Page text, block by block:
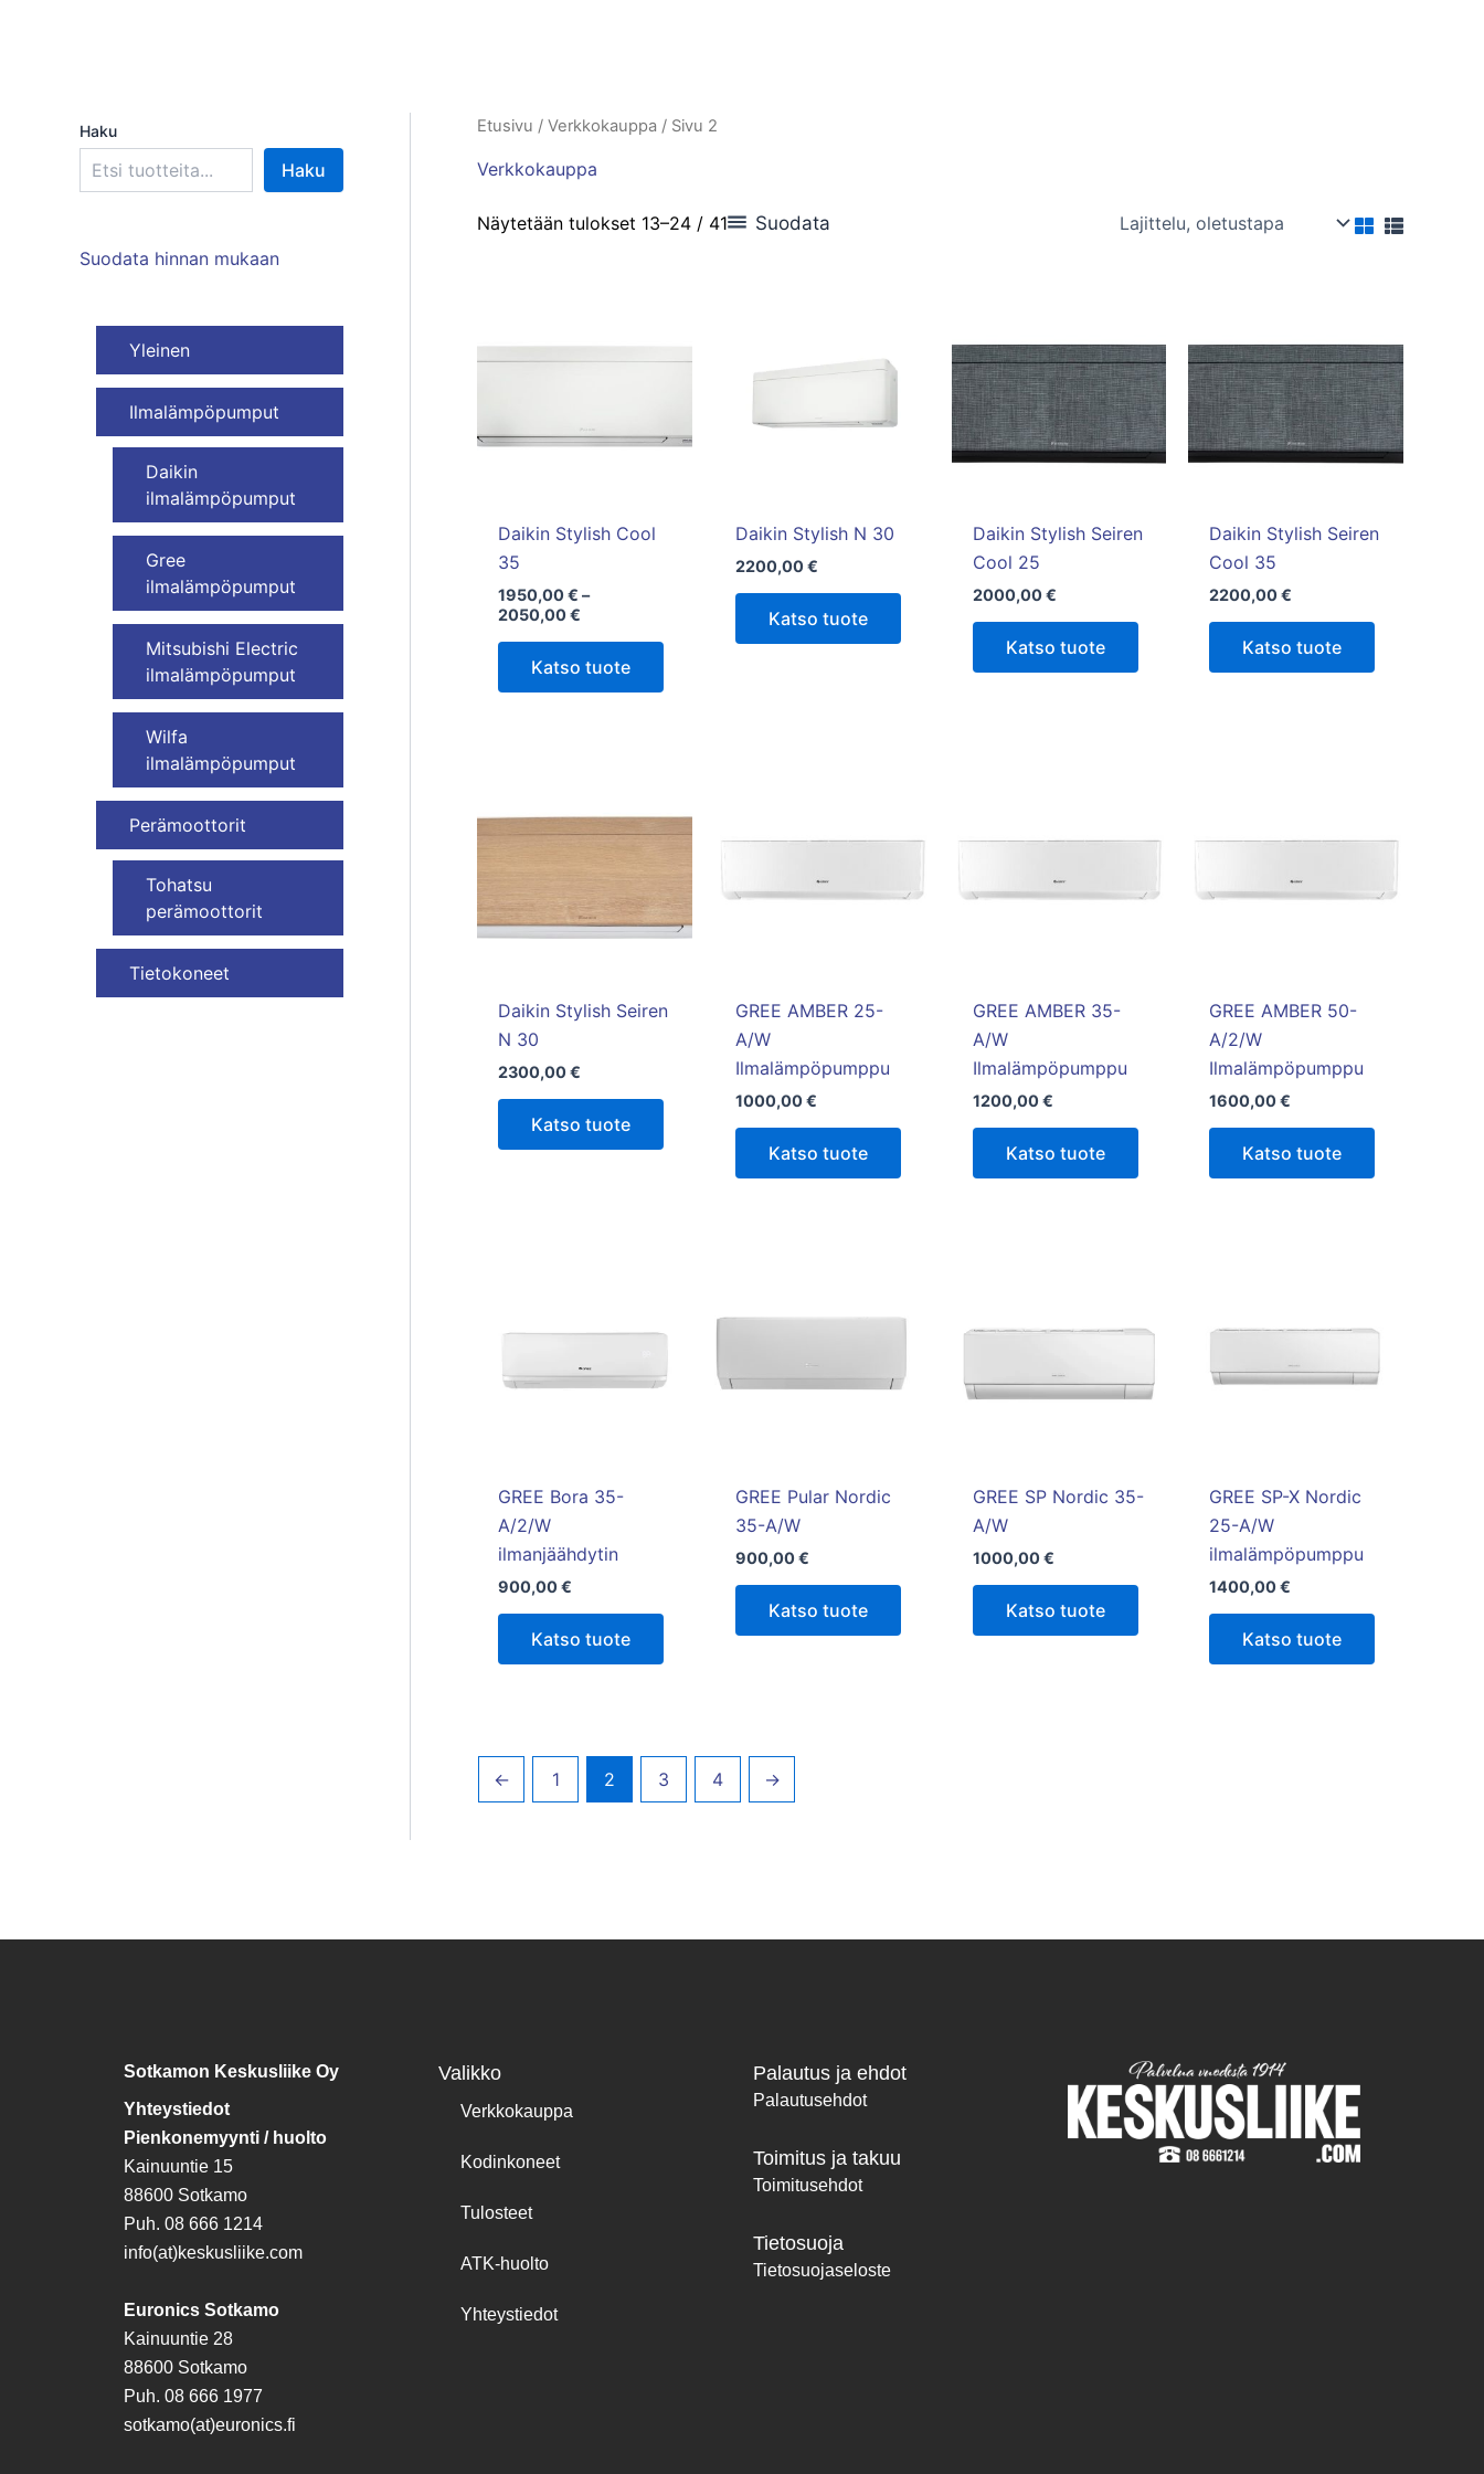
Haku
Haku
Suodata hinnan mukaan
Yleinen
Ilmalämpöpumput
Daikin
ilmalämpöpumput
Gree
ilmalämpöpumput
Mitsubishi Electric
ilmalämpöpumput
Wilfa
ilmalämpöpumput
Perämoottorit
Tohatsu
perämoottorit
Tietokoneet
Etusivu / Verkkokauppa / Sivu 2
Verkkokauppa
Näytetään tulokset 13–24 / 41 Suodata
Daikin Stylish Cool
35
1950,00€ –
2050,00€
2050,00 €
Katso tuote
on
muunnelma.
Voit
Daikin Stylish N 30
2200,00€
Katso tuote
useampi
muunnelma.
Daikin Stylish Seiren
Cool 25
2000,00€
Katso tuote
on
useampi
muunnelma.
Voit
tuotteen
Daikin Stylish Seiren
Cool 35
2200,00€
Katso tuote
on
useampi
muunnelma.
Voit
tuotteen
Daikin Stylish Seiren
N 30
2300,00€
Katso tuote
on
muunnelma.
Voit
tuotteen
GREE AMBER 25-
A/W
Ilmalämpöpumppu
1000,00€
Katso tuote
GREE AMBER 35-
A/W
Ilmalämpöpumppu
1200,00€
Katso tuote
GREE AMBER 50-
A/2/W
Ilmalämpöpumppu
1600,00€
Katso tuote
GREE Bora 35-
A/2/W
ilmanjäähdytin
900,00€
Katso tuote
GREE Pular Nordic
35-A/W
900,00€
Katso tuote
GREE SP Nordic 35-
A/W
1000,00€
Katso tuote
GREE SP-X Nordic
25-A/W
ilmalämpöpumppu
1400,00€
Katso tuote
← 1 2 3 4 →
Sotkamon Keskusliike Oy
Yhteystiedot
Pienkonemyynti / huolto
Kainuuntie 15
88600 Sotkamo
Puh. 08 666 1214
info(at)keskusliike.com
Euronics Sotkamo
Kainuuntie 28
88600 Sotkamo
Puh. 08 666 1977
sotkamo(at)euronics.fi
Valikko
Verkkokauppa
Kodinkoneet
Tulosteet
ATK-huolto
Yhteystiedot
Palautus ja ehdot
Palautusehdot
Toimitus ja takuu
Toimitusehdot
Tietosuoja
Tietosuojaseloste